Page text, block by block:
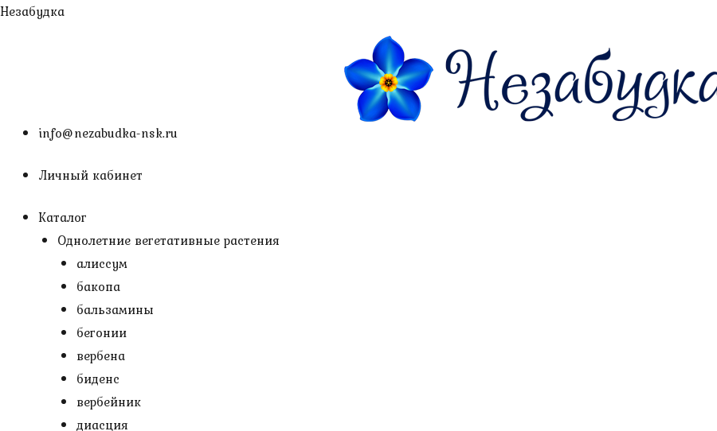
Перейти
Незабудка
info@nezabudka-nsk.ru
Личный кабинет
Каталог
Однолетние вегетативные растения
алиссум
бакопа
бальзамины
бегонии
вербена
биденс
вербейник
диасция